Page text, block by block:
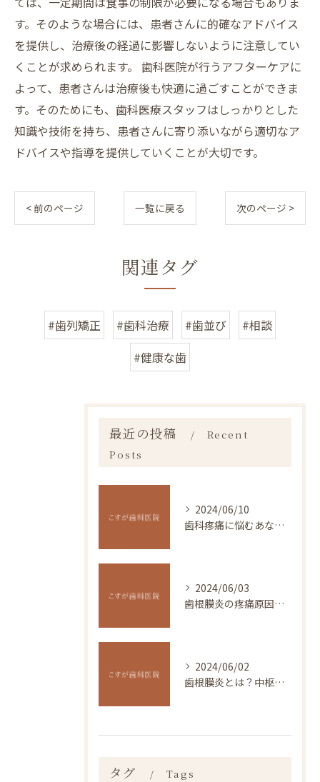
す。そのような場合には、患者さんに的確なアドバイス
を提供し、治療後の経過に影響しないように注意してい
くことが求められます。 歯科医院が行うアフターケアに
よって、患者さんは治療後も快適に過ごすことができま
す。そのためにも、歯科医療スタッフはしっかりとした
知識や技術を持ち、患者さんに寄り添いながら適切なア
ドバイスや指導を提供していくことが大切です。
< 前のページ 一覧に戻る 次のページ >
関連タグ
#歯列矯正 #歯科治療 #歯並び
#相談
#健康な歯
最近の投稿
Recent
Posts
2024/06/10
歯科疼痛に悩むあなたへ。痛みの原因や対処法を伝授！
2024/06/03
歯根膜炎の疼痛原因は中枢性感作です、正しい治療法はあまり知られていません。
2024/06/02
歯根膜炎とは？中枢神経感作や症状・治療法の解説
タグ Tags